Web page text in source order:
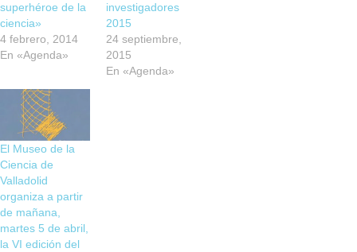
superhéroe de la
ciencia»
4 febrero, 2014
En «Agenda»
investigadores
2015
24 septiembre,
2015
En «Agenda»
El Museo de la
Ciencia de
Valladolid
organiza a partir
de mañana,
martes 5 de abril,
la VI edición del